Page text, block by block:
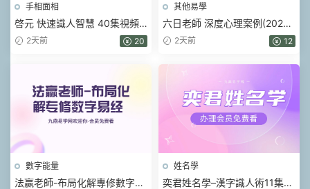
手相面相
啓元 快速識人智慧 40集視頻
課 2天前 20
其他易學
六日老師 深度心理案例(2026)
視頻16集
2天前 12
數字能量
法赢老師-布局化解專修數字易
姓名學
奕君姓名學–漢字識人術11集視